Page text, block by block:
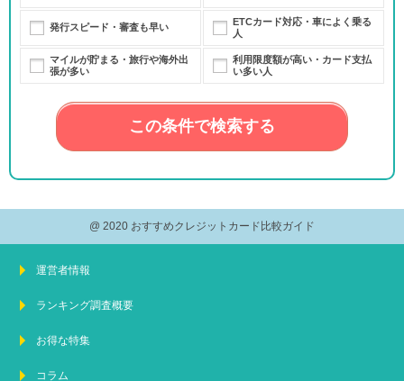
発行スピード・審査も早い
ETCカード対応・車によく乗る
人
マイルが貯まる・旅行や海外出
張が多い
利用限度額が高い・カード支払
い多い人
この条件で検索する
@ 2020 おすすめクレジットカード比較ガイド
運営者情報
ランキング調査概要
お得な特集
コラム